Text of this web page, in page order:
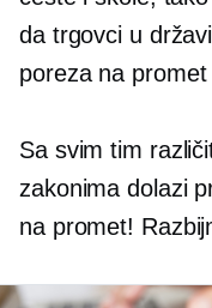
da trgovci u
poreza na
Sa svim tim
zakonima dolazi
na promet!